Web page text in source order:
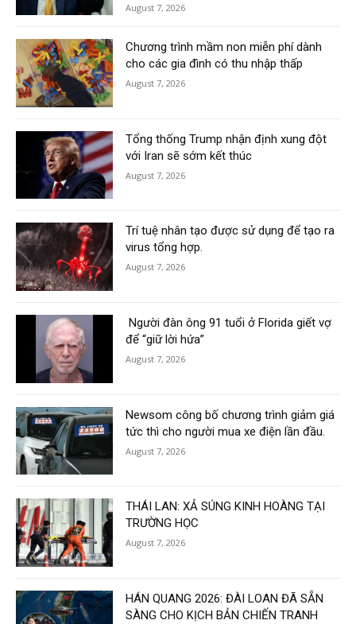
August 7, 2026
Chương trình mầm non miễn phí dành
cho các gia đình có thu nhập thấp
August 7, 2026
Tổng thống Trump nhận định xung đột
với Iran sẽ sớm kết thúc
August 7, 2026
Trí tuệ nhân tạo được sử dụng để tạo ra
virus tổng hợp.
August 7, 2026
Người đàn ông 91 tuổi ở Florida giết vợ
để “giữ lời hứa”
August 7, 2026
Newsom công bố chương trình giảm giá
tức thì cho người mua xe điện lần đầu.
August 7, 2026
THÁI LAN: XẢ SÚNG KINH HOÀNG TẠI
TRƯỜNG HỌC
August 7, 2026
HÁN QUANG 2026: ĐÀI LOAN ĐÃ SẴN
SÀNG CHO KỊCH BẢN CHIẾN TRANH